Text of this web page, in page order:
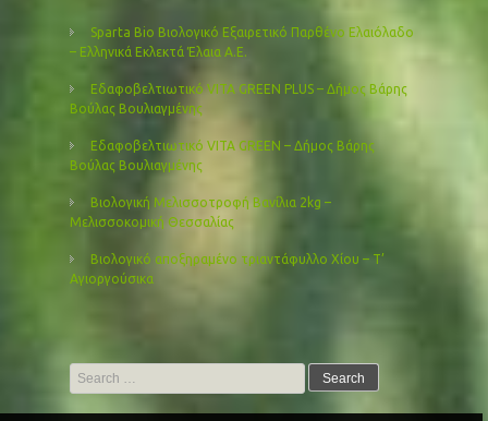
Sparta Bio Βιολογικό Εξαιρετικό Παρθένο Ελαιόλαδο
– Ελληνικά Εκλεκτά Έλαια Α.Ε.
Εδαφοβελτιωτικό VITA GREEN PLUS – Δήμος Βάρης
Βούλας Βουλιαγμένης
Εδαφοβελτιωτικό VITA GREEN – Δήμος Βάρης
Βούλας Βουλιαγμένης
Βιολογική Μελισσοτροφή Βανίλια 2kg –
Μελισσοκομική Θεσσαλίας
Βιολογικό αποξηραμένο τριαντάφυλλο Χίου – Τ’
Αγιοργούσικα
Search
for: